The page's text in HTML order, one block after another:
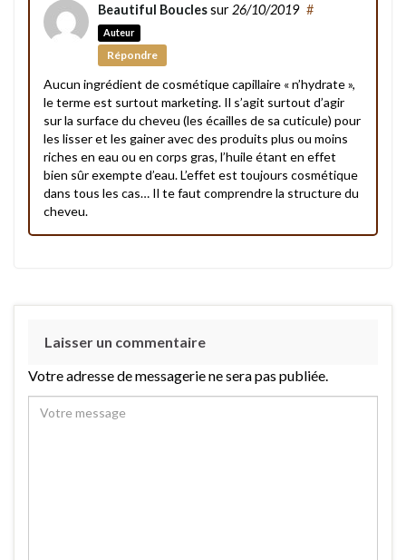
Beautiful Bouclessur 26/10/2019
Auteur
#
Répondre
Aucun ingrédient de cosmétique capillaire « n’hydrate »,
le terme est surtout marketing. Il s’agit surtout d’agir
sur la surface du cheveu (les écailles de sa cuticule) pour
les lisser et les gainer avec des produits plus ou moins
riches en eau ou en corps gras, l’huile étant en effet
bien sûr exempte d’eau. L’effet est toujours cosmétique
dans tous les cas… Il te faut comprendre la structure du
cheveu.
Laisser un commentaire
Votre adresse de messagerie ne sera pas publiée.